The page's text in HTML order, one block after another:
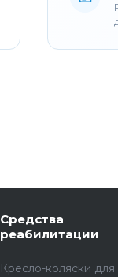
Средства
реабилитации
Кресло-коляски для